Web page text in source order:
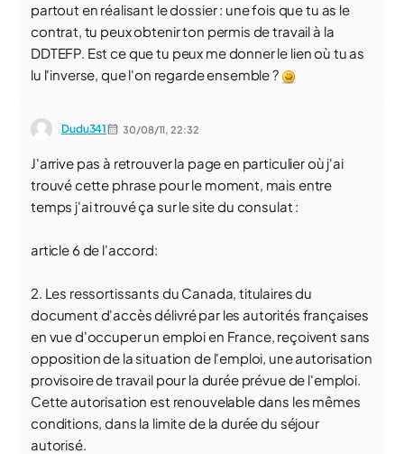
partout en réalisant le dossier : une fois que tu as le
contrat, tu peux obtenir ton permis de travail à la
DDTEFP. Est ce que tu peux me donner le lien où tu as
lu l'inverse, que l'on regarde ensemble ?
Dudu341 30/08/11,22:32
J'arrive pas à retrouver la page en particulier où j'ai
trouvé cette phrase pour le moment, mais entre
temps j'ai trouvé ça sur le site du consulat :
article 6 de l'accord:
2. Les ressortissants du Canada, titulaires du
document d'accès délivré par les autorités françaises
en vue d'occuper un emploi en France, reçoivent sans
opposition de la situation de l'emploi, une autorisation
provisoire de travail pour la durée prévue de l'emploi.
Cette autorisation est renouvelable dans les mêmes
conditions, dans la limite de la durée du séjour
autorisé.